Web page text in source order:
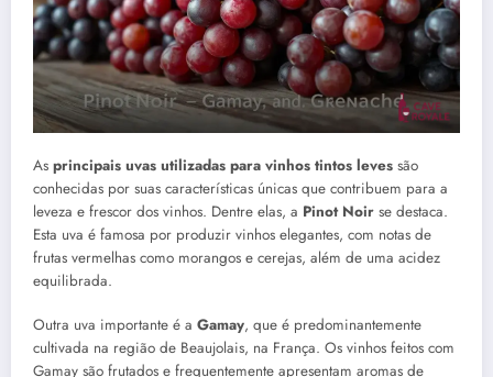
As principais uvas utilizadas para vinhos tintos leves são
conhecidas por suas características únicas que contribuem para a
leveza e frescor dos vinhos. Dentre elas, a Pinot Noir se destaca.
Esta uva é famosa por produzir vinhos elegantes, com notas de
frutas vermelhas como morangos e cerejas, além de uma acidez
equilibrada.
Outra uva importante é a Gamay, que é predominantemente
cultivada na região de Beaujolais, na França. Os vinhos feitos com
Gamay são frutados e frequentemente apresentam aromas de